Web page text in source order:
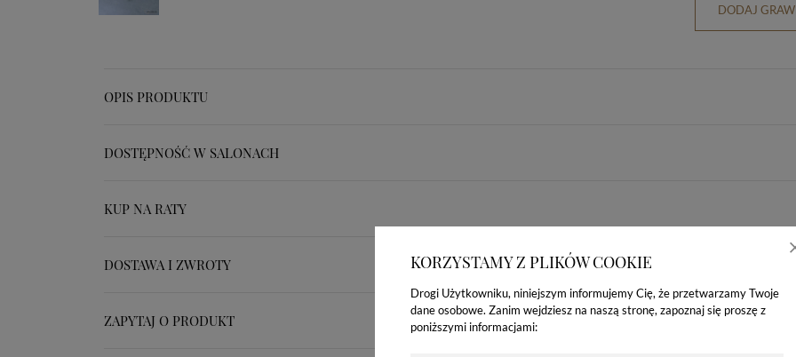
KORZYSTAMY Z PLIKÓW COOKIE
Drogi Użytkowniku, niniejszym informujemy Cię, że przetwarzamy Twoje
dane osobowe. Zanim wejdziesz na naszą stronę, zapoznaj się proszę z
poniższymi informacjami:
DODAJ
OPIS PRODUKTU
DOSTĘPNOŚĆ W SALONACH
KUP NA RATY
DOSTAWA I ZWROTY
ZAPYTAJ O PRODUKT